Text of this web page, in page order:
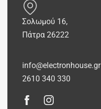
Σολωμού 16,
Πάτρα 26222
info@electronhouse.gr
2610 340 330